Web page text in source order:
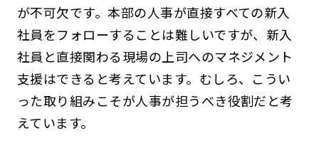
が不可欠です。本部の人事が直接すべての新入
社員をフォローすることは難しいですが、新入
社員と直接関わる現場の上司へのマネジメント
支援はできると考えています。むしろ、こうい
った取り組みこそが人事が担うべき役割だと考
えています。